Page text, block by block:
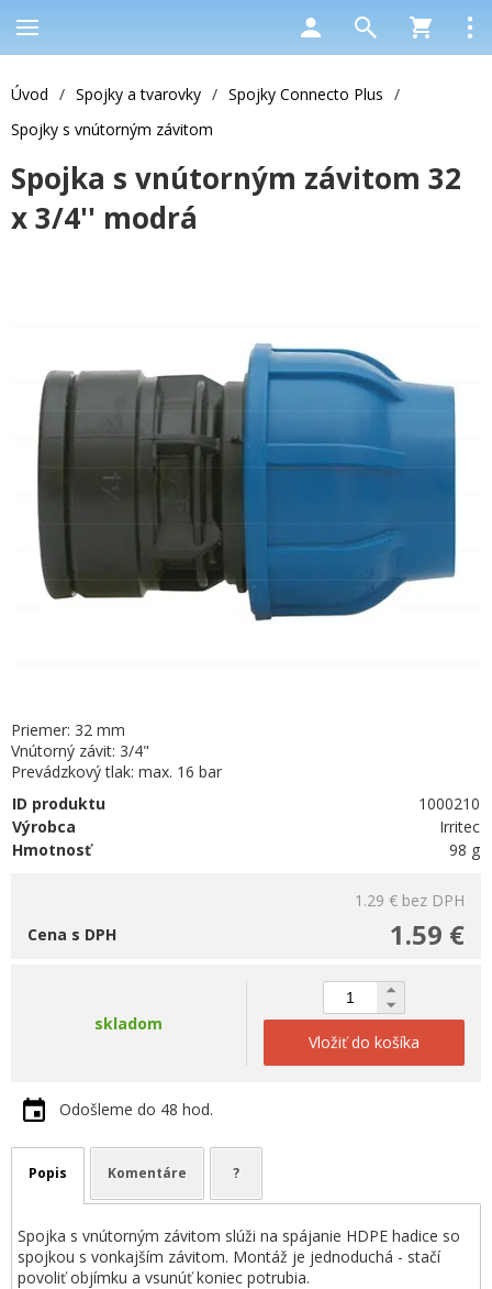
Úvod / Spojky a tvarovky / Spojky Connecto Plus /
Spojky s vnútorným závitom
Spojka s vnútorným závitom 32
x 3/4'' modrá
Priemer: 32 mm
Vnútorný závit: 3/4"
Prevádzkový tlak: max. 16 bar
ID produktu
1000210
Výrobca
Irritec
Hmotnosť
98 g
1.29 € bez DPH
1.59 €
Cena s DPH
skladom
Vložiť do košíka
Odošleme do 48 hod.
Popis Komentáre ?
Spojka s vnútorným závitom slúži na spájanie HDPE hadice so
spojkou s vonkajším závitom. Montáž je jednoduchá - stačí
povoliť objímku a vsunúť koniec potrubia.